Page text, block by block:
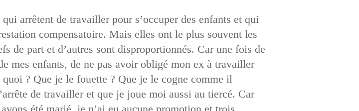
arrêtent de travailler pour s’occuper des enfants et qui
compensatoire. Mais elles ont le plus souvent les
de part et d’autres sont disproportionnés. Car une fois de
mes enfants, de ne pas avoir obligé mon ex à travailler
? Que je le fouette ? Que je le cogne comme il
de travailler et que je joue moi aussi au tiercé. Car